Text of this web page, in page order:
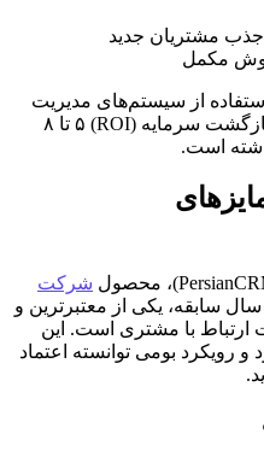
جذب مشتریان جدید
مکمل
از سیستم‌های مدیریت
ارتباط با مشتری به طور میانگین بازگشت سرمایه (ROI) ۵ تا ۸
است.
شرکت
با بیش از ۱۵ سال سابقه، یکی از معتبرترین و
ارتباط با مشتری است. این
رویکرد بومی توانسته اعتماد